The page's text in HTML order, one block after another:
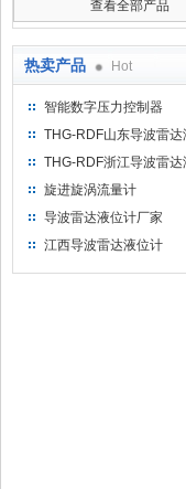
查看全部产品
热卖产品 Hot
智能数字压力控制器
THG-RDF山东导波雷达
装方法
THG-RDF浙江导波雷达
装方法
旋进旋涡流量计
导波雷达液位计厂家
江西导波雷达液位计